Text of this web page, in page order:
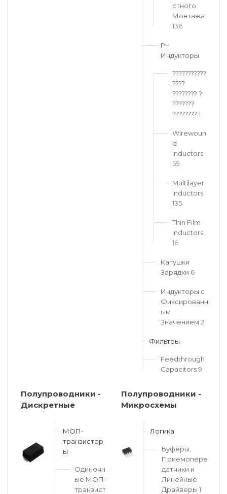
стного
Монтажа
136
РЧ
Индукторы
???????????
????
???????? ?
???????
???????? 1
Wirewoun
d
Inductors
55
Multilayer
Inductors
135
Thin Film
Inductors
16
Катушки
Зарядки 6
Индукторы с
Фиксированн
ым
Значением 2
Фильтры
Feedthrough
Capacitors9
Полупроводники -
Дискретные
МОП-
транзистор
ы
Одиночн
ые МОП-
транзист
Полупроводники -
Микросхемы
Логика
Буферы,
Приемопере
датчики и
Линейные
Драйверы 1